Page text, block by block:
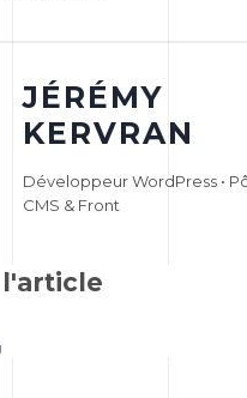
JÉRÉMY
KERVRAN
Développeur WordPress •
CMS & Front